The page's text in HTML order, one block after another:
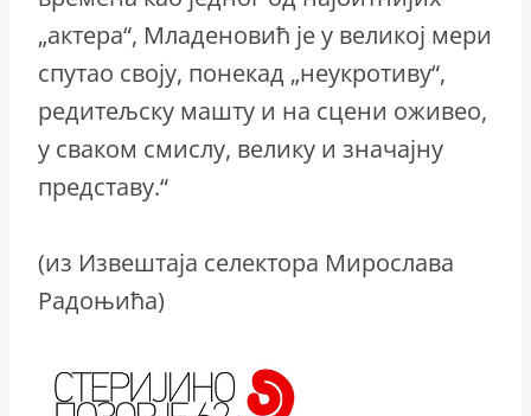
„актера“, Младеновић је у великој мери
спутао своју, понекад „неукротиву“,
редитељску машту и на сцени оживео,
у сваком смислу, велику и значајну
представу.“
(из Извештаја селектора Мирослава
Радоњића)